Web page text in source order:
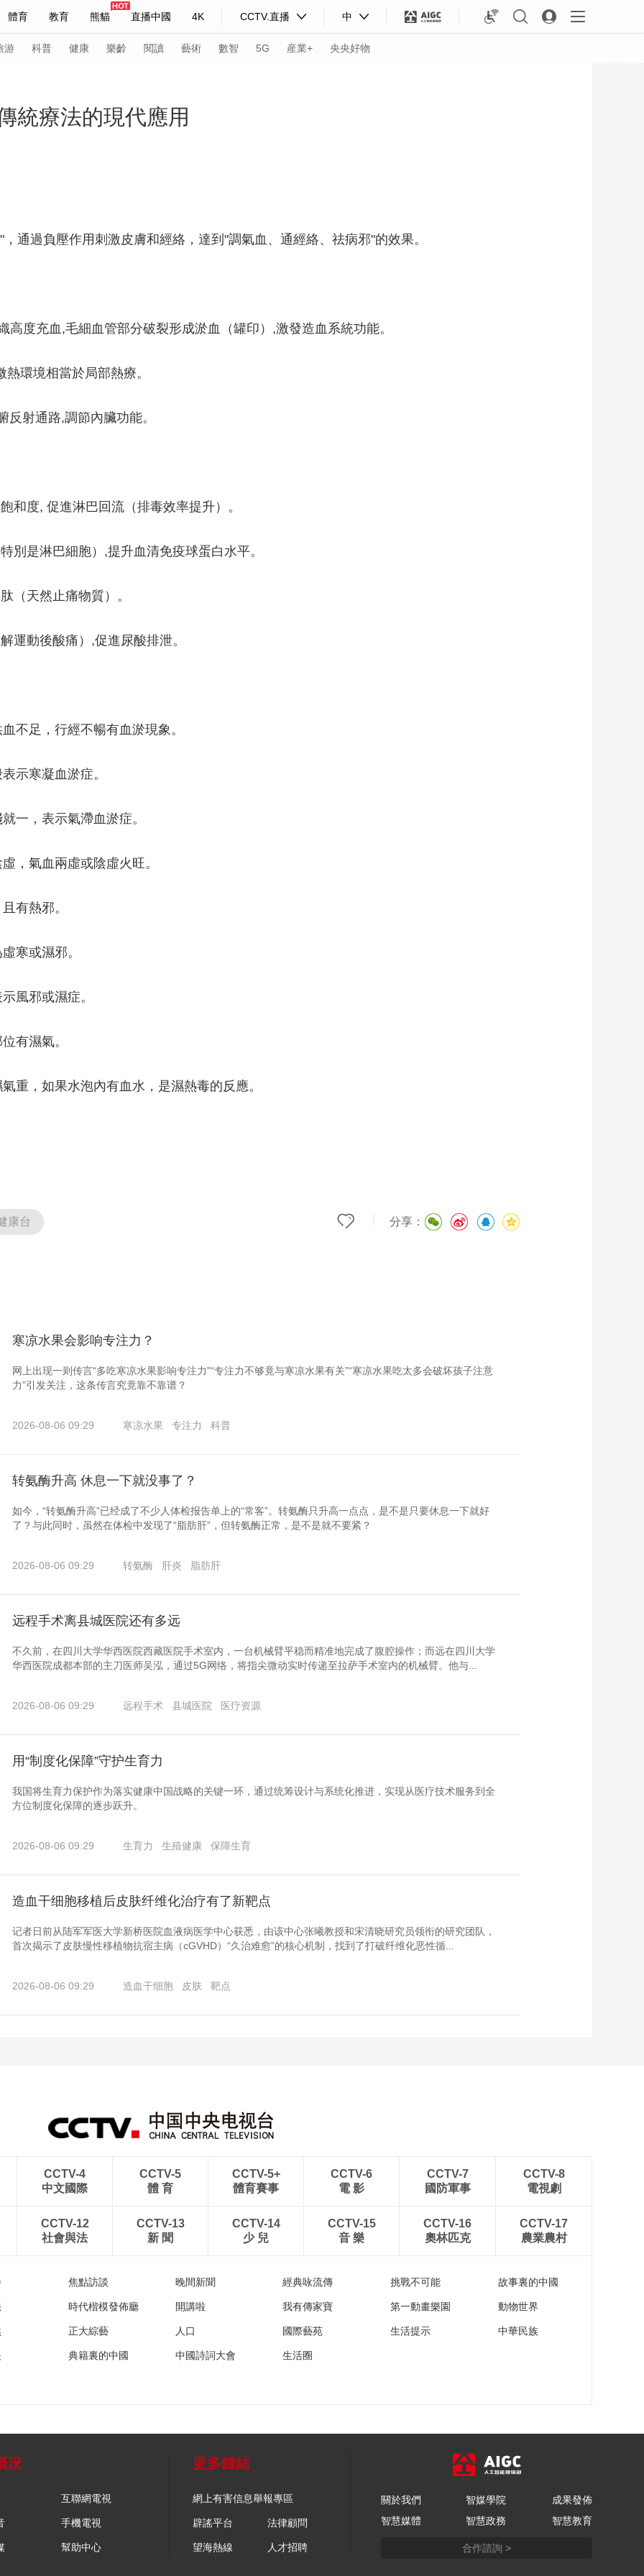
體育 教育 熊貓 直播中國 4K CCTV.直播 中
妙語 熱解讀 天天學習
持人 下載央視影音
游 科普 健康 樂齡 閱讀 藝術 數智 5G 産業+ 央央好物
入列 人生第一次 人生第二次
雲起 超級工廠 智敬中國
療法的現代應用
通過負壓作用刺激皮膚和經絡，達到"調氣血、通經絡、祛病邪"的效果。
高度充血,毛細血管部分破裂形成淤血（罐印）,激發造血系統功能。
環境相當於局部熱療。
射通路,調節內臟功能。
和度, 促進淋巴回流（排毒效率提升）。
別是淋巴細胞）,提升血清免疫球蛋白水平。
（天然止痛物質）。
運動後酸痛）,促進尿酸排泄。
不足，行經不暢有血淤現象。
示寒凝血淤症。
一，表示氣滯血淤症。
，氣血兩虛或陰虛火旺。
有熱邪。
寒或濕邪。
風邪或濕症。
有濕氣。
重，如果水泡內有血水，是濕熱毒的反應。
康台 分享：
寒凉水果会影响专注力？
网上出现一则传言“多吃寒凉水果影响专注力”“专注力不够竟与寒凉水果有关”“寒凉水果吃太多会破坏孩子注意
力”引发关注，这条传言究竟靠不靠谱？
2026-08-06 09:29 寒凉水果 专注力 科普
转氨酶升高 休息一下就没事了？
如今，“转氨酶升高”已经成了不少人体检报告单上的“常客”。转氨酶只升高一点点，是不是只要休息一下就好
了？与此同时，虽然在体检中发现了“脂肪肝”，但转氨酶正常，是不是就不要紧？
2026-08-06 09:29 转氨酶 肝炎 脂肪肝
远程手术离县城医院还有多远
不久前，在四川大学华西医院西藏医院手术室内，一台机械臂平稳而精准地完成了腹腔操作；而远在四川大学
华西医院成都本部的主刀医师吴泓，通过5G网络，将指尖微动实时传递至拉萨手术室内的机械臂。他与...
2026-08-06 09:29 远程手术 县城医院 医疗资源
用“制度化保障”守护生育力
我国将生育力保护作为落实健康中国战略的关键一环，通过统筹设计与系统化推进，实现从医疗技术服务到全
方位制度化保障的逐步跃升。
2026-08-06 09:29 生育力 生殖健康 保障生育
造血干细胞移植后皮肤纤维化治疗有了新靶点
记者日前从陆军军医大学新桥医院血液病医学中心获悉，由该中心张曦教授和宋清晓研究员领衔的研究团队，
首次揭示了皮肤慢性移植物抗宿主病（cGVHD）“久治难愈”的核心机制，找到了打破纤维化恶性循...
2026-08-06 09:29 造血干细胞 皮肤 靶点
CCTV-4
中文國際
CCTV-5
體 育
CCTV-5+
體育賽事
CCTV-6
電 影
CCTV-7
國防軍事
CCTV-8
電視劇
CCTV-12
社會與法
CCTV-13
新 聞
CCTV-14
少 兒
CCTV-15
音 樂
CCTV-16
奧林匹克
CCTV-17
農業農村
焦點訪談 晚間新聞 經典咏流傳 挑戰不可能 故事裏的中國
時代楷模發佈廳 開講啦 我有傳家寶 第一動畫樂園 動物世界
正大綜藝 人口 國際藝苑 生活提示 中華民族
典籍裏的中國 中國詩詞大會 生活圈
況
互聯網電視
手機電視
幫助中心
更多鏈結
網上有害信息舉報專區
辟謠平台 法律顧問
望海熱線 人才招聘
關於我們 智媒學院
成果發佈
智慧媒體
智慧政務 智慧教育
合作諮詢 >